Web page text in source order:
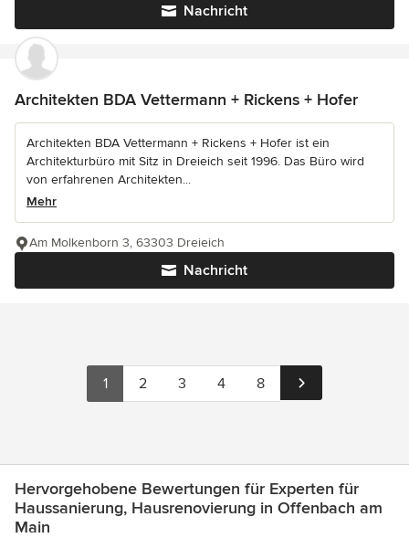
Nachricht
Architekten BDA Vettermann + Rickens + Hofer
Architekten BDA Vettermann + Rickens + Hofer ist ein
Architekturbüro mit Sitz in Dreieich seit 1996. Das Büro wird
von erfahrenen Architekten...
Mehr
Nachricht
Am Molkenborn 3, 63303 Dreieich
1 2 3 4 8
Hervorgehobene Bewertungen für Experten für
Haussanierung, Hausrenovierung in Offenbach am
Main